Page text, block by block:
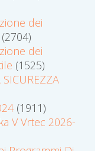
dei
(2704)
dei
(1525)
(1911)
V Vrtec 2026-